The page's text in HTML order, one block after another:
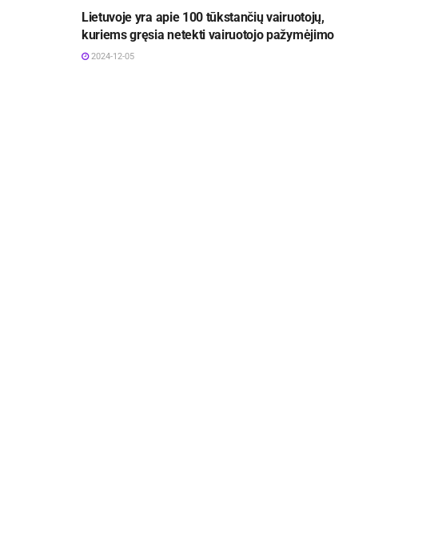
Lietuvoje yra apie 100 tūkstančių vairuotojų,
kuriems gręsia netekti vairuotojo pažymėjimo
2024-12-05